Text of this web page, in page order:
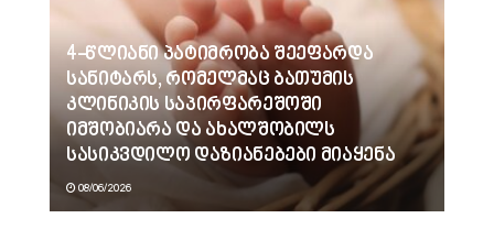
4-წლიანი პატიმრობა შეეფარდა
სანიტარს, რომელმაც ბათუმის
კლინიკის საპირფარეშოში
იმშობიარა და ახალშობილს
სასიკვდილო დაზიანებები მიაყენა
08/06/2026